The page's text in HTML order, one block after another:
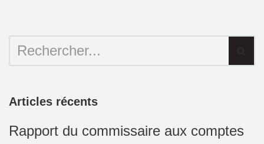
Articles récents
Rapport du commissaire aux comptes